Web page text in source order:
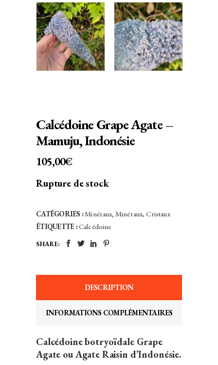
Calcédoine Grape Agate –
Mamuju, Indonésie
105,00€
Rupture de stock
CATÉGORIES :Minéraux, Minéraux, Cristaux
ÉTIQUETTE :Calcédoine
SHARE:
DESCRIPTION
INFORMATIONS COMPLÉMENTAIRES
Calcédoine botryoïdale Grape
Agate ou Agate Raisin d’Indonésie.